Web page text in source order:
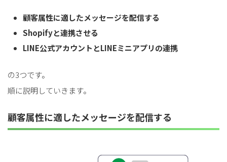
顧客属性に適したメッセージを配信する
Shopifyと連携させる
LINE公式アカウントとLINEミニアプリの連携
の3つです。
順に説明していきます。
顧客属性に適したメッセージを配信する